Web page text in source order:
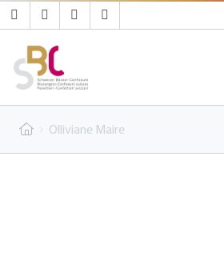
Olliviane Maire